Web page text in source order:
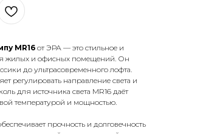
MR16от ЭРА — это стильное и
жилых и офисных помещений. Он
до ультрасовременного лофта.
регулировать направление света и
для источника света MR16 даёт
температурой и мощностью.
прочность и долговечность